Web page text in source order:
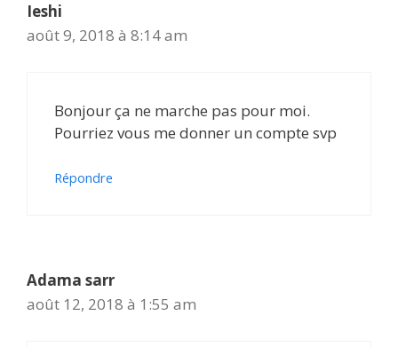
Ieshi
août 9, 2018 à 8:14 am
Bonjour ça ne marche pas pour moi.
Pourriez vous me donner un compte svp
Répondre
Adama sarr
août 12, 2018 à 1:55 am